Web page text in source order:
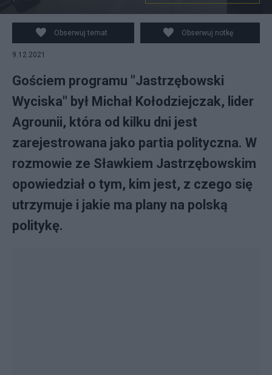
Salon24.pl
Obserwuj temat Obserwuj notkę
9.12.2021
Gościem programu "Jastrzębowski
Wyciska" był Michał Kołodziejczak, lider
Agrounii, która od kilku dni jest
zarejestrowana jako partia polityczna. W
rozmowie ze Sławkiem Jastrzębowskim
opowiedział o tym, kim jest, z czego się
utrzymuje i jakie ma plany na polską
politykę.